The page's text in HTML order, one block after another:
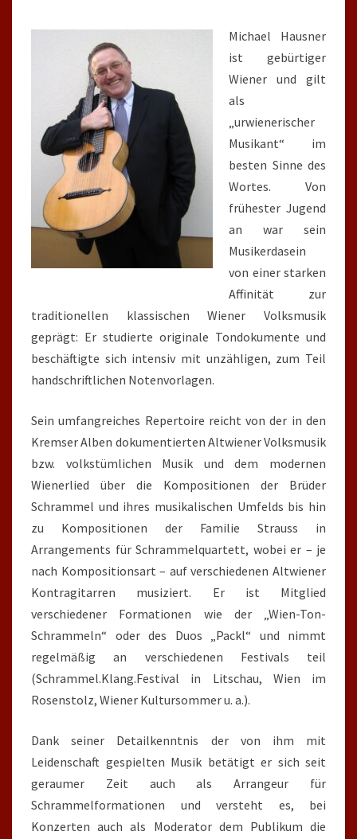
Michael Hausner
ist gebürtiger
Wiener und gilt
als
„urwienerischer
Musikant“ im
besten Sinne des
Wortes. Von
frühester Jugend
an war sein
Musikerdasein
von einer starken
Affinität zur
traditionellen klassischen Wiener Volksmusik
geprägt: Er studierte originale Tondokumente und
beschäftigte sich intensiv mit unzähligen, zum Teil
handschriftlichen Notenvorlagen.
Sein umfangreiches Repertoire reicht von der in den
Kremser Alben dokumentierten Altwiener Volksmusik
bzw. volkstümlichen Musik und dem modernen
Wienerlied über die Kompositionen der Brüder
Schrammel und ihres musikalischen Umfelds bis hin
zu Kompositionen der Familie Strauss in
Arrangements für Schrammelquartett, wobei er – je
nach Kompositionsart – auf verschiedenen Altwiener
Kontragitarren musiziert. Er ist Mitglied
verschiedener Formationen wie der „Wien-Ton-
Schrammeln“ oder des Duos „Packl“ und nimmt
regelmäßig an verschiedenen Festivals teil
(Schrammel.Klang.Festival in Litschau, Wien im
Rosenstolz, Wiener Kultursommer u. a.).
Dank seiner Detailkenntnis der von ihm mit
Leidenschaft gespielten Musik betätigt er sich seit
geraumer Zeit auch als Arrangeur für
Schrammelformationen und versteht es, bei
Konzerten auch als Moderator dem Publikum die